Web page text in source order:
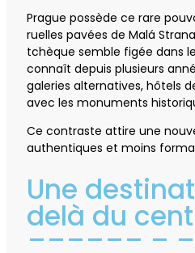
Prague possède ce rare
ruelles pavées de Malá
tchèque semble figée dans
connaît depuis plusieurs
galeries alternatives, hôtels
avec les monuments
Ce contraste attire une
authentiques et moins
Une
delà du